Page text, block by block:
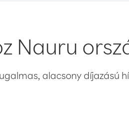
Nauru
alacsony díjazású